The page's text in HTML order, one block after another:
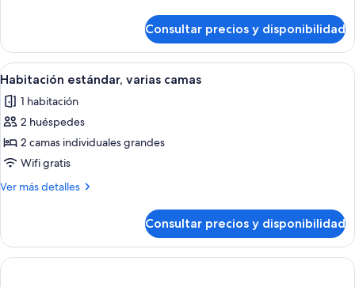
de
matrimonio
estándar,
cama
matrimonio
Consultar precios y disponibilidad
Abrir
todas
las
fotos
de
Habitación
estándar,
Una habitación de hotel con dos
9
Habitación estándar, varias camas
1 habitación
2 huéspedes
2 camas individuales grandes
Wifi gratis
Ver más detalles
Más
estándar,
varias
camas
Consultar precios y disponibilidad